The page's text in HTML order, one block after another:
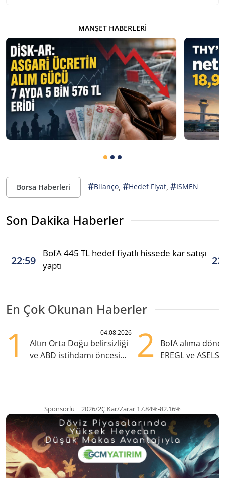
MANŞET HABERLERI
Borsa Haberleri #Bilanço, #Hedef Fiyat, #ISMEN
Son Dakika Haberler
22:59
BofA 445 TL hedef fiyatlı hissede kar satışı
yaptı
En Çok Okunan Haberler
1 04.08.2026
Altın Orta Doğu belirsizliği
ve ABD istihdamı öncesi
2
BofA alıma
EREGL ve ASELS
Sponsorlu | 2026/2Ç Kar/Zarar 17.84%-82.16%